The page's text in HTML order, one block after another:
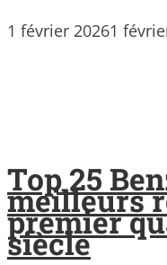
1 février 20261
Top 25
meilleurs
premier
siècle